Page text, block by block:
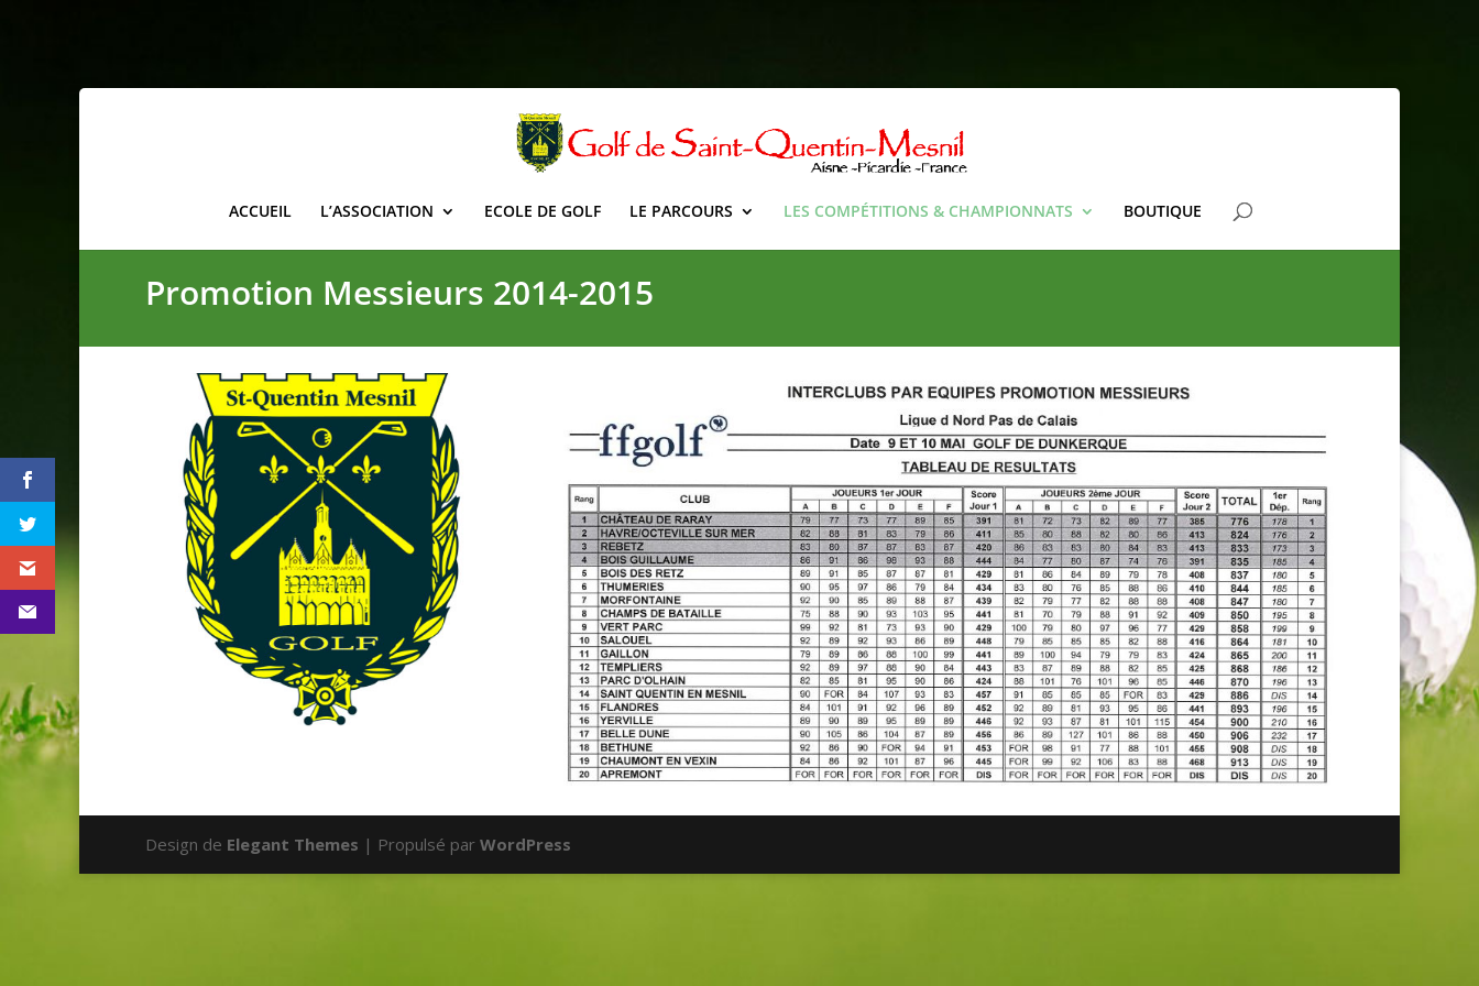
ACCUEIL L’ASSOCIATION ECOLE DE GOLF LE PARCOURS LES COMPÉTITIONS & CHAMPIONNATS BOUTIQUE
Promotion Messieurs 2014-2015
Design de Elegant Themes | Propulsé par WordPress